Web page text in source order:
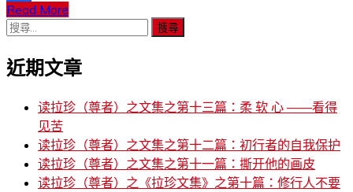
分
享
Read More
搜
關
近期文章
读拉珍（尊者）之文集之第十三篇：柔 软 心 ——看得
见苦
读拉珍（尊者）之文集之第十二篇：初行者的自我保护
读拉珍（尊者）之文集之第十一篇：撕开他的画皮
读拉珍（尊者）之《拉珍文集》之第十篇：修行人不要